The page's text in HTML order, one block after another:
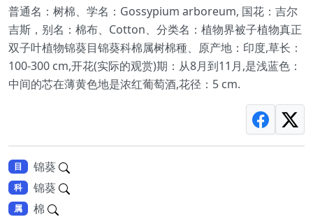
普通名：树棉、学名：Gossypium arboreum, 国花：吉尔
吉斯，别名：棉布、Cotton、分类名：植物界被子植物真正
双子叶植物锦葵目锦葵科棉属树棉種、原产地：印度,草长：
100-300 cm,开花(实际的观赏)期：从8月到11月,是浅蓝色：
中间的芯在薄黄色地是浓红葡萄酒,花径：5 cm.
目 锦葵
科 锦葵
属 棉